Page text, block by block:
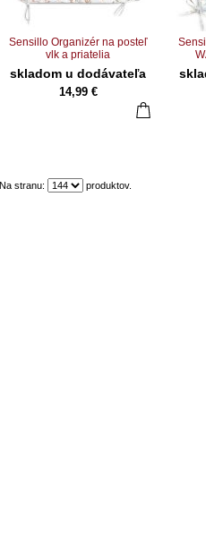
Sensillo Organizér na posteľ
vlk a priatelia
skladom u dodávateľa
14,99 €
Na stranu: produktov.